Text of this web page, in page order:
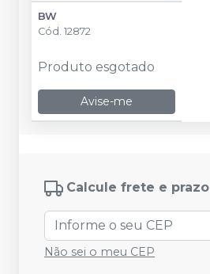
BW
Cód. 12872
Produto esgotado
Avise-me
Calcule frete e prazo
Não sei o meu CEP